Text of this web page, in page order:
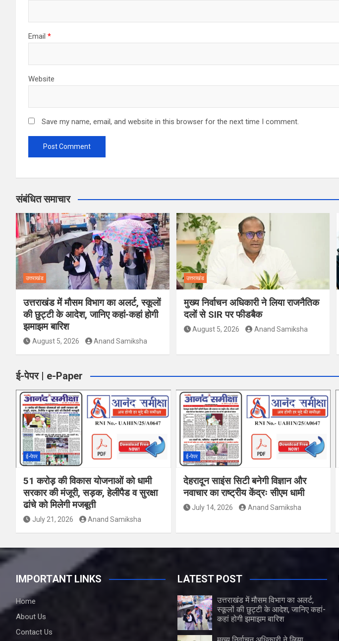
Email *
Website
Save my name, email, and website in this browser for the next time I comment.
संबंधित समाचार
उत्तराखंड
उत्तराखंड में मौसम विभाग का अलर्ट, स्कूलों
की छुट्टी के आदेश, जानिए कहां-कहां होगी
झमाझम बारिश
August 5, 2026 Anand Samiksha
उत्तराखंड
मुख्य निर्वाचन अधिकारी ने लिया राजनैतिक
दलों से SIR पर फीडबैक
August 5, 2026 Anand Samiksha
ई-पेपर | e-Paper
ई-पेपर
51 करोड़ की विकास योजनाओं को धामी
सरकार की मंजूरी, सड़क, हेलीपैड व सुरक्षा
ढांचे को मिलेगी मजबूती
July 21, 2026 Anand Samiksha
ई-पेपर
देहरादून साइंस सिटी बनेगी विज्ञान और
नवाचार का राष्ट्रीय केंद्रः सीएम धामी
July 14, 2026 Anand Samiksha
IMPORTANT LINKS
Home
About Us
Contact Us
LATEST POST
उत्तराखंड में मौसम विभाग का अलर्ट,
स्कूलों की छुट्टी के आदेश, जानिए कहां-
कहां होगी झमाझम बारिश